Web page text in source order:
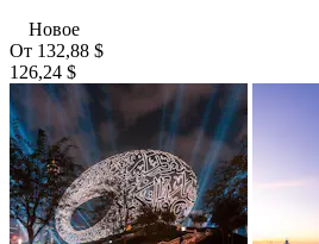
Новое
От 132,88 $
126,24 $